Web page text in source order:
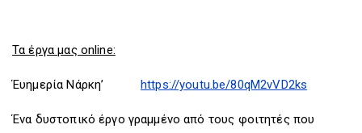
Τα έργα μας online:
Έυημερία Νάρκη’ https://youtu.be/80qM2vVD2ks
Ένα δυστοπικό έργο γραμμένο από τους φοιτητές που